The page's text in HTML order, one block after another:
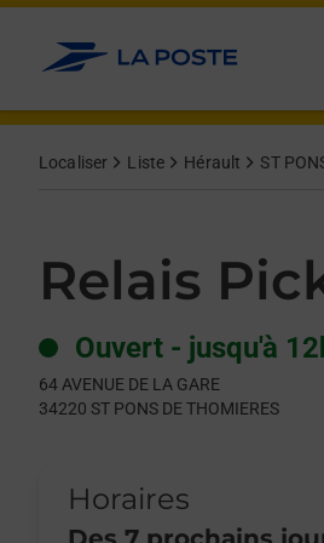
Allez au contenu
Localiser Liste Hérault ST
Relais
Ouvert - jusqu'à
64 AVENUE DE LA GARE
34220 ST PONS DE THOMIERES
Horaires
Day of the WeekHours
Get directions to Relais Pickup at 64
lien s'ouvre dans un nouvel onglet